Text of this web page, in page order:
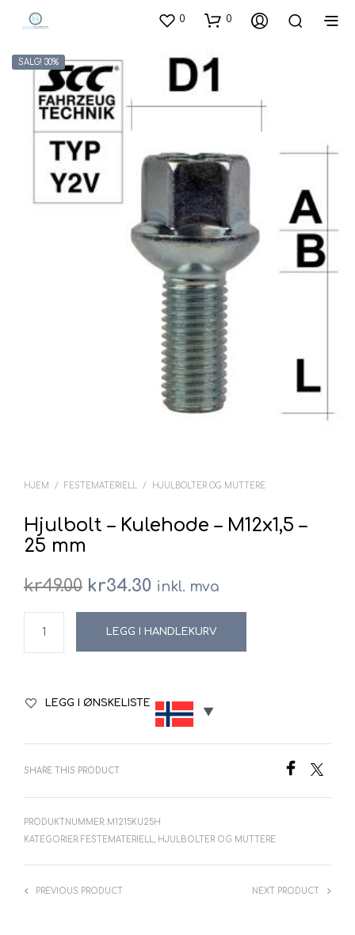
0 0
SALG! 30%
HJEM / FESTEMATERIELL / HJULBOLTER OG MUTTERE
Hjulbolt – Kulehode – M12x1,5 –
25 mm
kr49.00 Opprinnelig
pris
var:
kr34.30 Nåværende
pris
er:
inkl. mva
LEGG I HANDLEKURV
LEGG I ØNSKELISTE
SHARE THIS PRODUCT
PRODUKTNUMMER: M1215KU25H
KATEGORIER: FESTEMATERIELL HJULBOLTER OG MUTTERE
PREVIOUS PRODUCT NEXT PRODUCT